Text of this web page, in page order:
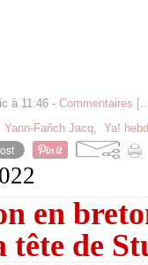
à 11:46 - Commentaires [
Yann-Fañch Jacq, Ya!
en
tête de